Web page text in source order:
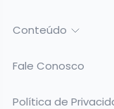
Conteúdo
Fale Conosco
Política de